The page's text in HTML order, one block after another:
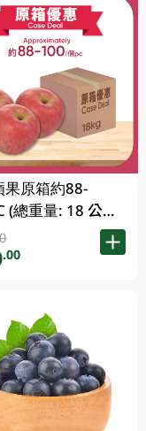
果原箱約88-
)
.00